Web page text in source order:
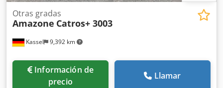
Kassel 9,392 km
Otras gradas
Amazone Catros+ 3003
Información de
precio
Llamar